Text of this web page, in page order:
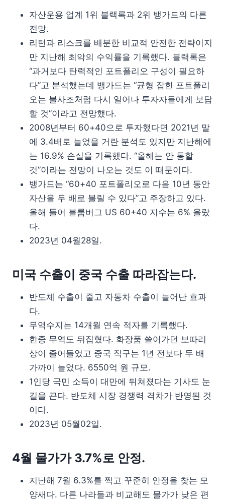
자산운용 업계 1위 블랙록과 2위 뱅가드의 다른
전망.
리턴과 리스크를 배분한 비교적 안전한 전략이지
만 지난해 최악의 수익률을 기록했다. 블랙록은
“과거보다 탄력적인 포트폴리오 구성이 필요하
다”고 분석했는데 뱅가드는 “균형 잡힌 포트폴리
오는 불사조처럼 다시 일어나 투자자들에게 보답
할 것”이라고 전망했다.
2008년부터 60+40으로 투자했다면 2021년 말
에 3.4배로 늘었을 거란 분석도 있지만 지난해에
는 16.9% 손실을 기록했다. “올해는 안 통할
것”이라는 전망이 나오는 것도 이 때문이다.
뱅가드는 “60+40 포트폴리오로 다음 10년 동안
자산을 두 배로 불릴 수 있다”고 주장하고 있다.
올해 들어 블룸버그 US 60+40 지수는 6% 올랐
다.
2023년 04월28일.
미국 수출이 중국 수출 따라잡는다.
반도체 수출이 줄고 자동차 수출이 늘어난 효과
다.
무역수지는 14개월 연속 적자를 기록했다.
한중 무역도 뒤집혔다. 화장품 쓸어가던 보따리
상이 줄어들었고 중국 직구는 1년 전보다 두 배
가까이 늘었다. 6550억 원 규모.
1인당 국민 소득이 대만에 뒤쳐졌다는 기사도 눈
길을 끈다. 반도체 시장 경쟁력 격차가 반영된 것
이다.
2023년 05월02일.
4월 물가가 3.7%로 안정.
지난해 7월 6.3%를 찍고 꾸준히 안정을 찾는 모
양새다. 다른 나라들과 비교해도 물가가 낮은 편